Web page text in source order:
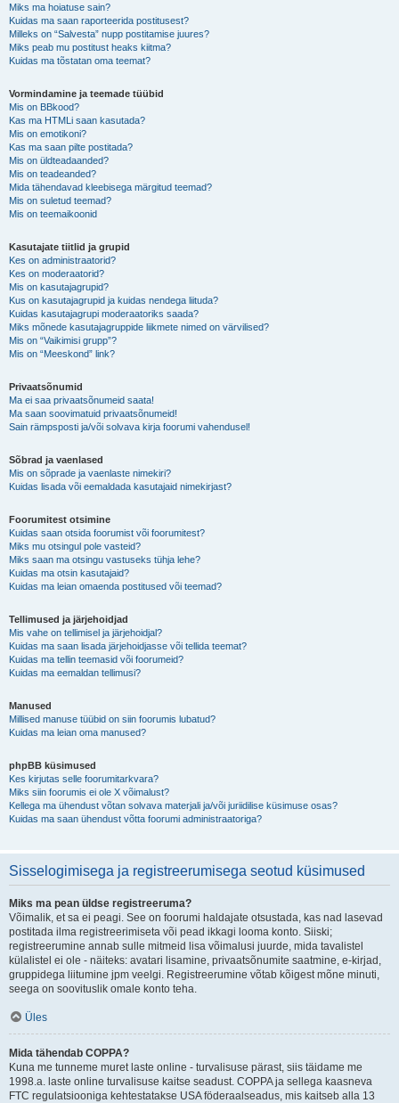
Miks ma hoiatuse sain?
Kuidas ma saan raporteerida postitusest?
Milleks on “Salvesta” nupp postitamise juures?
Miks peab mu postitust heaks kiitma?
Kuidas ma tõstatan oma teemat?
Vormindamine ja teemade tüübid
Mis on BBkood?
Kas ma HTMLi saan kasutada?
Mis on emotikoni?
Kas ma saan pilte postitada?
Mis on üldteadaanded?
Mis on teadeanded?
Mida tähendavad kleebisega märgitud teemad?
Mis on suletud teemad?
Mis on teemaikoonid
Kasutajate tiitlid ja grupid
Kes on administraatorid?
Kes on moderaatorid?
Mis on kasutajagrupid?
Kus on kasutajagrupid ja kuidas nendega liituda?
Kuidas kasutajagrupi moderaatoriks saada?
Miks mõnede kasutajagruppide liikmete nimed on värvilised?
Mis on “Vaikimisi grupp”?
Mis on “Meeskond” link?
Privaatsõnumid
Ma ei saa privaatsõnumeid saata!
Ma saan soovimatuid privaatsõnumeid!
Sain rämpsposti ja/või solvava kirja foorumi vahendusel!
Sõbrad ja vaenlased
Mis on sõprade ja vaenlaste nimekiri?
Kuidas lisada või eemaldada kasutajaid nimekirjast?
Foorumitest otsimine
Kuidas saan otsida foorumist või foorumitest?
Miks mu otsingul pole vasteid?
Miks saan ma otsingu vastuseks tühja lehe?
Kuidas ma otsin kasutajaid?
Kuidas ma leian omaenda postitused või teemad?
Tellimused ja järjehoidjad
Mis vahe on tellimisel ja järjehoidjal?
Kuidas ma saan lisada järjehoidjasse või tellida teemat?
Kuidas ma tellin teemasid või foorumeid?
Kuidas ma eemaldan tellimusi?
Manused
Millised manuse tüübid on siin foorumis lubatud?
Kuidas ma leian oma manused?
phpBB küsimused
Kes kirjutas selle foorumitarkvara?
Miks siin foorumis ei ole X võimalust?
Kellega ma ühendust võtan solvava materjali ja/või juriidilise küsimuse osas?
Kuidas ma saan ühendust võtta foorumi administraatoriga?
Sisselogimisega ja registreerumisega seotud küsimused
Miks ma pean üldse registreeruma?
Võimalik, et sa ei peagi. See on foorumi haldajate otsustada, kas nad lasevad
postitada ilma registreerimiseta või pead ikkagi looma konto. Siiski;
registreerumine annab sulle mitmeid lisa võimalusi juurde, mida tavalistel
külalistel ei ole - näiteks: avatari lisamine, privaatsõnumite saatmine, e-kirjad,
gruppidega liitumine jpm veelgi. Registreerumine võtab kõigest mõne minuti,
seega on soovituslik omale konto teha.
Üles
Mida tähendab COPPA?
Kuna me tunneme muret laste online - turvalisuse pärast, siis täidame me
1998.a. laste online turvalisuse kaitse seadust. COPPA ja sellega kaasneva
FTC regulatsiooniga kehtestatakse USA föderaalseadus, mis kaitseb alla 13